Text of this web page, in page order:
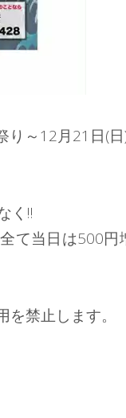
り～12月21日(
く!!
て当日は500円
禁止します。